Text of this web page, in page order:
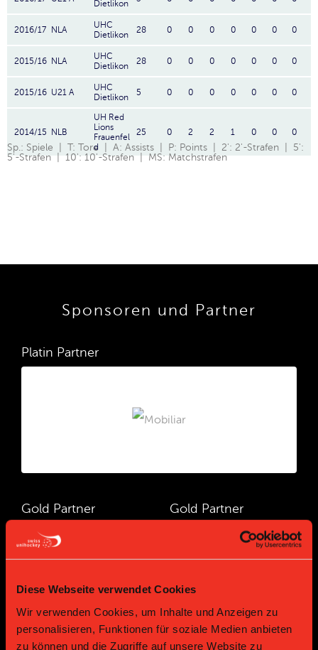
Diese Webseite verwendet Cookies
Wir verwenden Cookies, um Inhalte und Anzeigen zu
personalisieren, Funktionen für soziale Medien anbieten
zu können und die Zugriffe auf unsere Website zu
Dietlikon
2016/17 NLA
UHC
Dietlikon
28 0 0 0 0 0 0 0
2015/16 NLA
UHC
Dietlikon
28 0 0 0 0 0 0 0
2015/16 U21 A
UHC
Dietlikon
5 0 0 0 0 0 0 0
2014/15 NLB
UH Red
Lions
Frauenfel
d
25 0 2 2 1 0 0 0
Sp.: Spiele | T: Tore | A: Assists | P: Points | 2': 2'-Strafen | 5':
5'-Strafen | 10': 10'-Strafen | MS: Matchstrafen
Sponsoren und Partner
Platin Partner
Gold Partner Gold Partner